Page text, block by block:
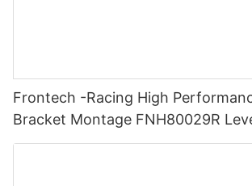
Frontech -Racing High
Bracket Montage FNH80029R